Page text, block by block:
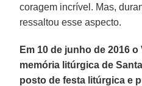
coragem incrível. Mas,
ressaltou esse aspecto.
Em 10 de junho de 2016
memória litúrgica de
posto de festa litúrgica e